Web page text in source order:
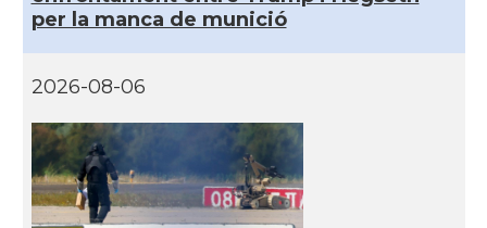
per la manca de munició
2026-08-06